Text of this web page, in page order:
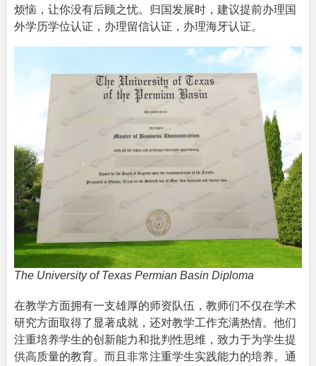
烦恼，让你没有后顾之忧。归国发展时，建议提前办理国
外学历学位认证，办理留信认证，办理海牙认证。
The University of Texas Permian Basin Diploma
在教学方面拥有一支雄厚的师资队伍，教师们不仅在学术
研究方面取得了显著成就，还对教学工作充满热情。他们
注重培养学生的创新能力和批判性思维，致力于为学生提
供高质量的教育。而且非常注重学生实践能力的培养。通